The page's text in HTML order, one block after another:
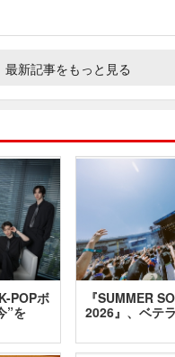
最新記事をもっと見る
POPボ
”を
『SUMMER
2026』、ベテ